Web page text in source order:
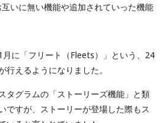
いに無い機能や追加されていった機能
に「フリート（Fleets）」という、24
えるようになりました。
タグラムの「ストーリーズ機能」と類
ですが、ストーリーが登場した際もス